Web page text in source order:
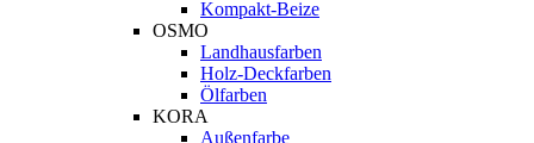
Kompakt-Beize
OSMO
Landhausfarben
Holz-Deckfarben
Ölfarben
KORA
Außenfarbe